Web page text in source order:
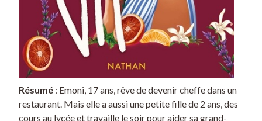
Résumé : Emoni, 17 ans, rêve de devenir cheffe dans un
restaurant. Mais elle a aussi une petite fille de 2 ans, des
cours au lycée et travaille le soir pour aider sa grand-